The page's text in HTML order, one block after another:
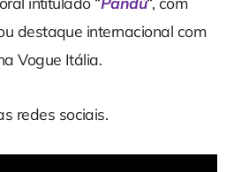
destaque internacional com
Vogue Itália.
redes sociais.